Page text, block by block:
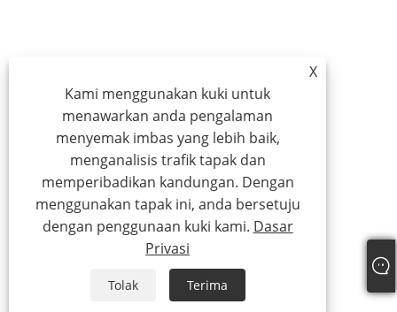
X
Kami menggunakan kuki untuk
menawarkan anda pengalaman
menyemak imbas yang lebih baik,
menganalisis trafik tapak dan
memperibadikan kandungan. Dengan
menggunakan tapak ini, anda bersetuju
dengan penggunaan kuki kami. Dasar
Privasi
Tolak Terima